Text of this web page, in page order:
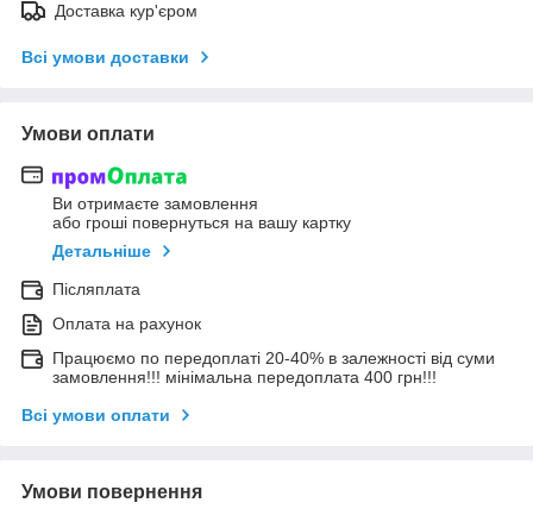
Доставка кур'єром
Всі умови доставки
Умови оплати
Ви отримаєте замовлення
або гроші повернуться на вашу картку
Детальніше
Післяплата
Оплата на рахунок
Працюємо по передоплаті 20-40% в залежності від суми
замовлення!!! мінімальна передоплата 400 грн!!!
Всі умови оплати
Умови повернення